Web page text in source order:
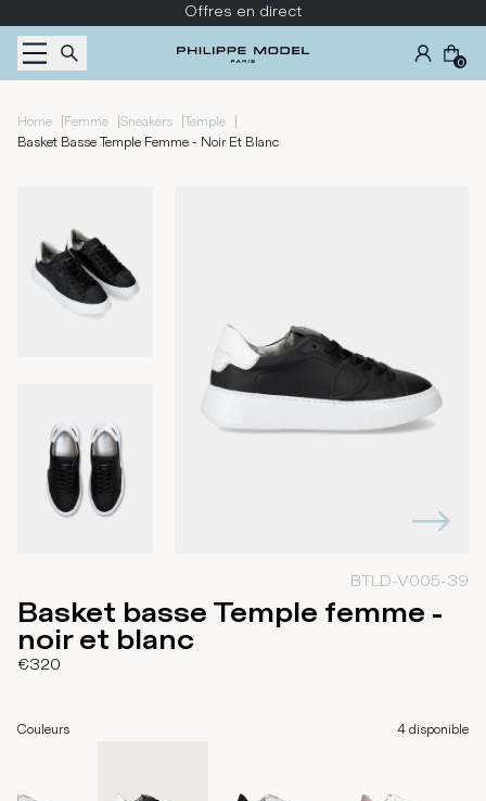
Offres en direct
0
Home |Femme |Sneakers |Temple |
Basket Basse Temple Femme - Noir Et Blanc
BTLD-V005-39
Basket basse Temple femme -
noir et blanc
€320
Couleurs 4 disponible